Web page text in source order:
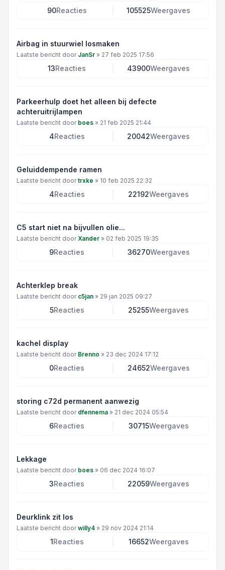
90Reacties 105525Weergaves
Airbag in stuurwiel losmaken
Laatste bericht door JanSr » 27 feb 2025 17:56
13Reacties 43900Weergaves
Parkeerhulp doet het alleen bij defecte
achteruitrijlampen
Laatste bericht door boes » 21 feb 2025 21:44
4Reacties 20042Weergaves
Geluiddempende ramen
Laatste bericht doortrxke » 10 feb 2025 22:32
4Reacties 22192Weergaves
C5 start niet na bijvullen olie...
Laatste bericht doorXander » 02 feb 2025 19:35
9Reacties 36270Weergaves
Achterklep break
Laatste bericht door c5jan » 29 jan 2025 09:27
5Reacties 25255Weergaves
kachel display
Laatste bericht door Brenno » 23 dec 2024 17:12
0Reacties 24652Weergaves
storing c72d permanent aanwezig
Laatste bericht door dfennema » 21 dec 2024 05:54
6Reacties 30715Weergaves
Lekkage
Laatste bericht door boes » 06 dec 2024 16:07
3Reacties 22059Weergaves
Deurklink zit los
Laatste bericht doorwilly4 » 29 nov 2024 21:14
1Reacties 16652Weergaves